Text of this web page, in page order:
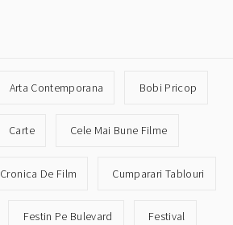
Arta Contemporana Bobi Pricop
Carte Cele Mai Bune Filme
Cronica De Film Cumparari Tablouri
Festin Pe Bulevard Festival